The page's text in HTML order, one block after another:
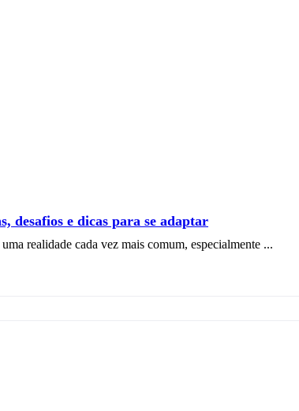
desafios e dicas para se adaptar
realidade cada vez mais comum, especialmente ...